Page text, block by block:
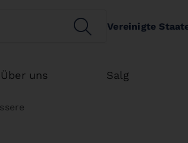
SEARCHVereinigte
Über uns Salg